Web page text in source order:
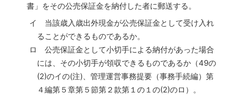
書」をその公売保証金を納付した者に郵送する。
イ 当該歳入歳出外現金が公売保証金として受け入れ
ることができるものであるか。
ロ 公売保証金として小切手による納付があった場合
には、その小切手が領収できるものであるか（49の
(2)のイの(注)、管理運営事務提要（事務手続編）第
４編第５章第５節第２款第１の１の(2)のロ）。